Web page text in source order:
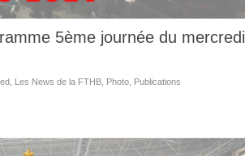
5ème journée du mercredi
Les News de la FTHB Photo Publications